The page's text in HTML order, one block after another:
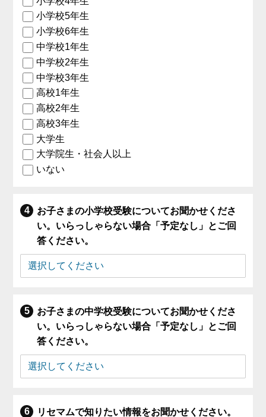
小学校5年生
小学校6年生
中学校1年生
中学校2年生
中学校3年生
高校1年生
高校2年生
高校3年生
大学生
大学院生・社会人以上
いない
お子さまの小学校受験についてお聞かせくださ
い。いらっしゃらない場合「予定なし」とご回
答ください。
お子さまの中学校受験についてお聞かせくださ
い。いらっしゃらない場合「予定なし」とご回
答ください。
リセマムで知りたい情報をお聞かせください。